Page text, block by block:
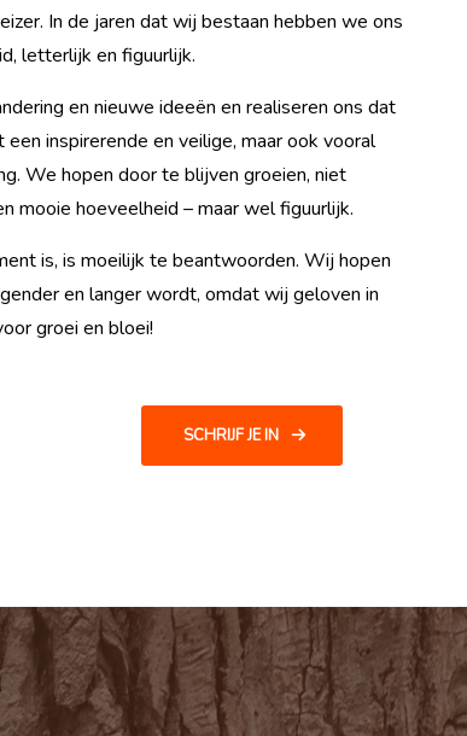
In de jaren dat wij bestaan hebben we ons
letterlijk en figuurlijk.
en nieuwe ideeën en realiseren ons dat
inspirerende en veilige, maar ook vooral
We hopen door te blijven groeien, niet
mooie hoeveelheid – maar wel figuurlijk.
is, is moeilijk te beantwoorden. Wij hopen
en langer wordt, omdat wij geloven in
groei en bloei!
SCHRIJF JE IN